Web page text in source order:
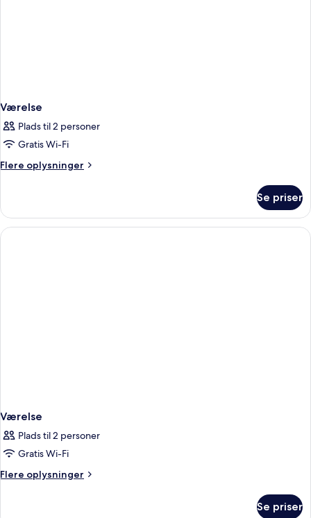
Værelse
Plads til 2 personer
Gratis Wi-Fi
Flere oplysninger
Flere
Se priser
Værelse
Plads til 2 personer
Gratis Wi-Fi
Flere oplysninger
Flere
Se priser